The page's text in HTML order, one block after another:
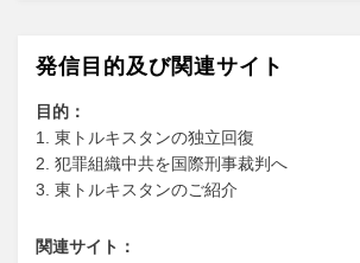
発信目的及び関連サイト
目的：
1. 東トルキスタンの独立回復
2. 犯罪組織中共を国際刑事裁判へ
3. 東トルキスタンのご紹介
関連サイト：